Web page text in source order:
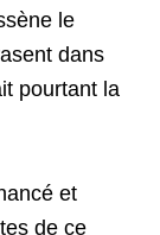
le
dans
pourtant la
et
de ce